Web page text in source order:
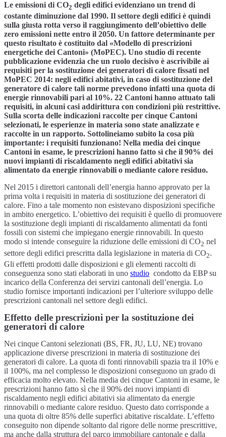
Le emissioni di CO2 degli edifici evidenziano un trend di
costante diminuzione dal 1990. Il settore degli edifici è quindi
sulla giusta rotta verso il raggiungimento dell’obiettivo delle
zero emissioni nette entro il 2050. Un fattore determinante per
questo risultato è costituito dal «Modello di prescrizioni
energetiche dei Cantoni» (MoPEC). Uno studio di recente
pubblicazione evidenzia che un ruolo decisivo è ascrivibile ai
requisiti per la sostituzione dei generatori di calore fissati nel
MoPEC 2014: negli edifici abitativi, in caso di sostituzione del
generatore di calore tali norme prevedono infatti una quota di
energie rinnovabili pari al 10%. 22 Cantoni hanno attuato tali
requisiti, in alcuni casi addirittura con condizioni più restrittive.
Sulla scorta delle indicazioni raccolte per cinque Cantoni
selezionati, le esperienze in materia sono state analizzate e
raccolte in un rapporto. Sottolineiamo subito la cosa più
importante: i requisiti funzionano! Nella media dei cinque
Cantoni in esame, le prescrizioni hanno fatto sì che il 90% dei
nuovi impianti di riscaldamento negli edifici abitativi sia
alimentato da energie rinnovabili o mediante calore residuo.
Nel 2015 i direttori cantonali dell’energia hanno approvato per la
prima volta i requisiti in materia di sostituzione dei generatori di
calore. Fino a tale momento non esistevano disposizioni specifiche
in ambito energetico. L’obiettivo dei requisiti è quello di promuovere
la sostituzione degli impianti di riscaldamento alimentati da fonti
fossili con sistemi che impiegano energie rinnovabili. In questo
modo si intende conseguire la riduzione delle emissioni di CO2 nel
settore degli edifici prescritta dalla legislazione in materia di CO2.
Gli effetti prodotti dalle disposizioni e gli elementi raccolti di
conseguenza sono stati elaborati in uno studio condotto da EBP su
incarico della Conferenza dei servizi cantonali dell’energia. Lo
studio fornisce importanti indicazioni per l’ulteriore sviluppo delle
prescrizioni cantonali nel settore degli edifici.
Effetto delle prescrizioni per la sostituzione dei
generatori di calore
Nei cinque Cantoni selezionati (BS, FR, JU, LU, NE) trovano
applicazione diverse prescrizioni in materia di sostituzione dei
generatori di calore. La quota di fonti rinnovabili spazia tra il 10% e
il 100%, ma nel complesso le disposizioni conseguono un grado di
efficacia molto elevato. Nella media dei cinque Cantoni in esame, le
prescrizioni hanno fatto sì che il 90% dei nuovi impianti di
riscaldamento negli edifici abitativi sia alimentato da energie
rinnovabili o mediante calore residuo. Questo dato corrisponde a
una quota di oltre 85% delle superfici abitative riscaldate. L’effetto
conseguito non dipende soltanto dal rigore delle norme prescrittive,
ma anche dalla struttura del parco immobiliare cantonale e dalla